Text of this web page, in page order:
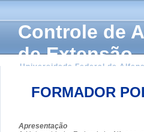
Controle de
de Extensão
Universidade Federal de
FORMADOR
Apresentação